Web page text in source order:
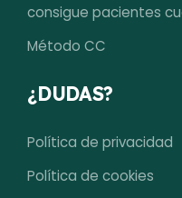
consigue pacientes
Método CC
¿DUDAS?
Política de privacidad
Política de cookies